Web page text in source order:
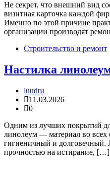
Не секрет, что внешний вид
визитная карточка каждой
Именно по этой причине
организации производят
Строительство и ремонт
Настилка
luudru
11.03.2026
0
Одним из лучших покрытий
линолеум — материал во
гигиеничный и долговечный.
прочностью на истирание, […]